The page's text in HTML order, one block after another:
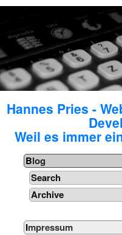
Hannes Pries -
Weil es immer
Blog
Search
Archive
Impressum